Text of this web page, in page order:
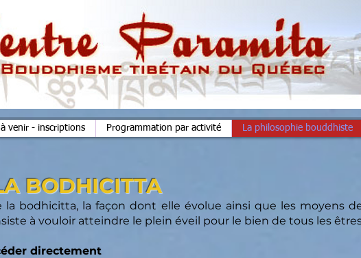
venir - inscriptions Programmation par activité La philosophie bouddhiste
BODHICITTA
bodhicitta, la façon dont elle évolue ainsi que les moyens
à vouloir atteindre le plein éveil pour le bien de tous les
directement